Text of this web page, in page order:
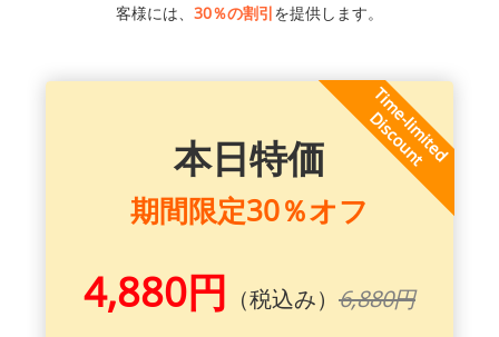
客様には、 30％の割引を提供します。
本日特価
期間限定30％オフ
4,880円 （税込み） 6,880円